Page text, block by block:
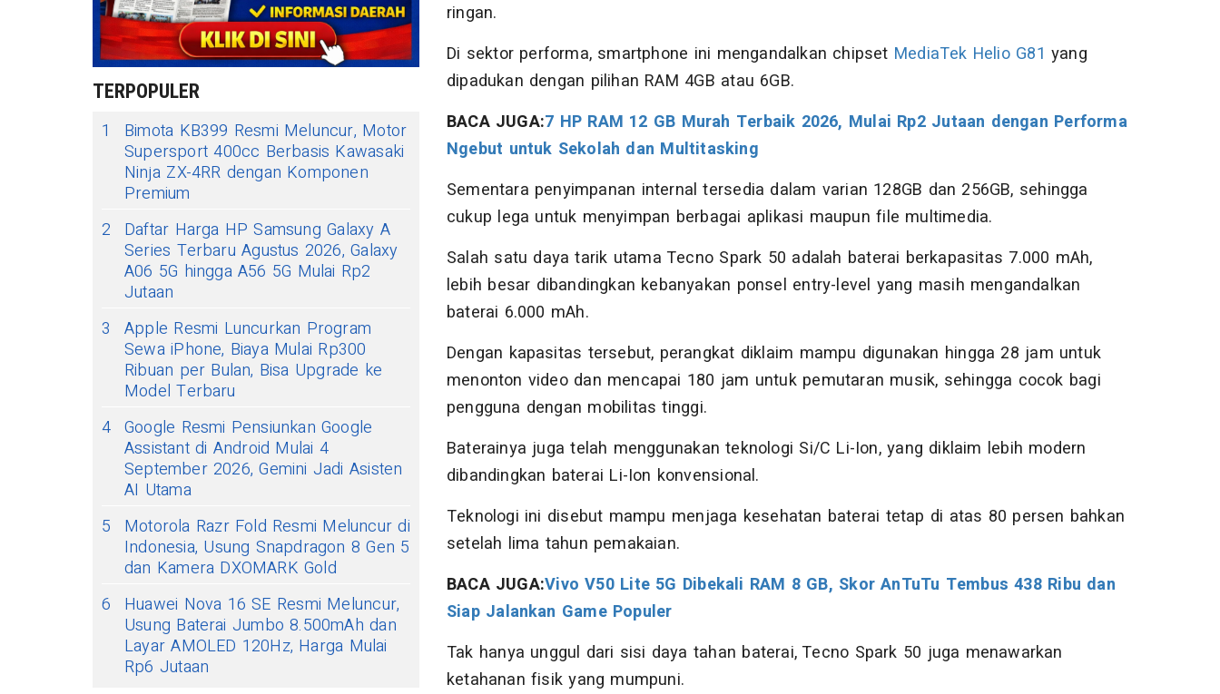
TERPOPULER
1
Bimota KB399 Resmi Meluncur, Motor
Supersport 400cc Berbasis Kawasaki
Ninja ZX-4RR dengan Komponen
Premium
2
Daftar Harga HP Samsung Galaxy A
Series Terbaru Agustus 2026, Galaxy
A06 5G hingga A56 5G Mulai Rp2
Jutaan
3
Apple Resmi Luncurkan Program
Sewa iPhone, Biaya Mulai Rp300
Ribuan per Bulan, Bisa Upgrade ke
Model Terbaru
4 Google Resmi Pensiunkan Google
Assistant di Android Mulai 4
September 2026, Gemini Jadi Asisten
AI Utama
5
Motorola Razr Fold Resmi Meluncur di
Indonesia, Usung Snapdragon 8 Gen 5
dan Kamera DXOMARK Gold
6
Huawei Nova 16 SE Resmi Meluncur,
Usung Baterai Jumbo 8.500mAh dan
Layar AMOLED 120Hz, Harga Mulai
Rp6 Jutaan
ringan.
Di sektor performa, smartphone ini mengandalkan chipset MediaTek Helio G81 yang
dipadukan dengan pilihan RAM 4GB atau 6GB.
BACA JUGA:7 HP RAM 12 GB Murah Terbaik 2026, Mulai Rp2 Jutaan dengan Performa
Ngebut untuk Sekolah dan Multitasking
Sementara penyimpanan internal tersedia dalam varian 128GB dan 256GB, sehingga
cukup lega untuk menyimpan berbagai aplikasi maupun file multimedia.
Salah satu daya tarik utama Tecno Spark 50 adalah baterai berkapasitas 7.000 mAh,
lebih besar dibandingkan kebanyakan ponsel entry-level yang masih mengandalkan
baterai 6.000 mAh.
Dengan kapasitas tersebut, perangkat diklaim mampu digunakan hingga 28 jam untuk
menonton video dan mencapai 180 jam untuk pemutaran musik, sehingga cocok bagi
pengguna dengan mobilitas tinggi.
Baterainya juga telah menggunakan teknologi Si/C Li-Ion, yang diklaim lebih modern
dibandingkan baterai Li-Ion konvensional.
Teknologi ini disebut mampu menjaga kesehatan baterai tetap di atas 80 persen bahkan
setelah lima tahun pemakaian.
BACA JUGA:Vivo V50 Lite 5G Dibekali RAM 8 GB, Skor AnTuTu Tembus 438 Ribu dan
Siap Jalankan Game Populer
Tak hanya unggul dari sisi daya tahan baterai, Tecno Spark 50 juga menawarkan
ketahanan fisik yang mumpuni.